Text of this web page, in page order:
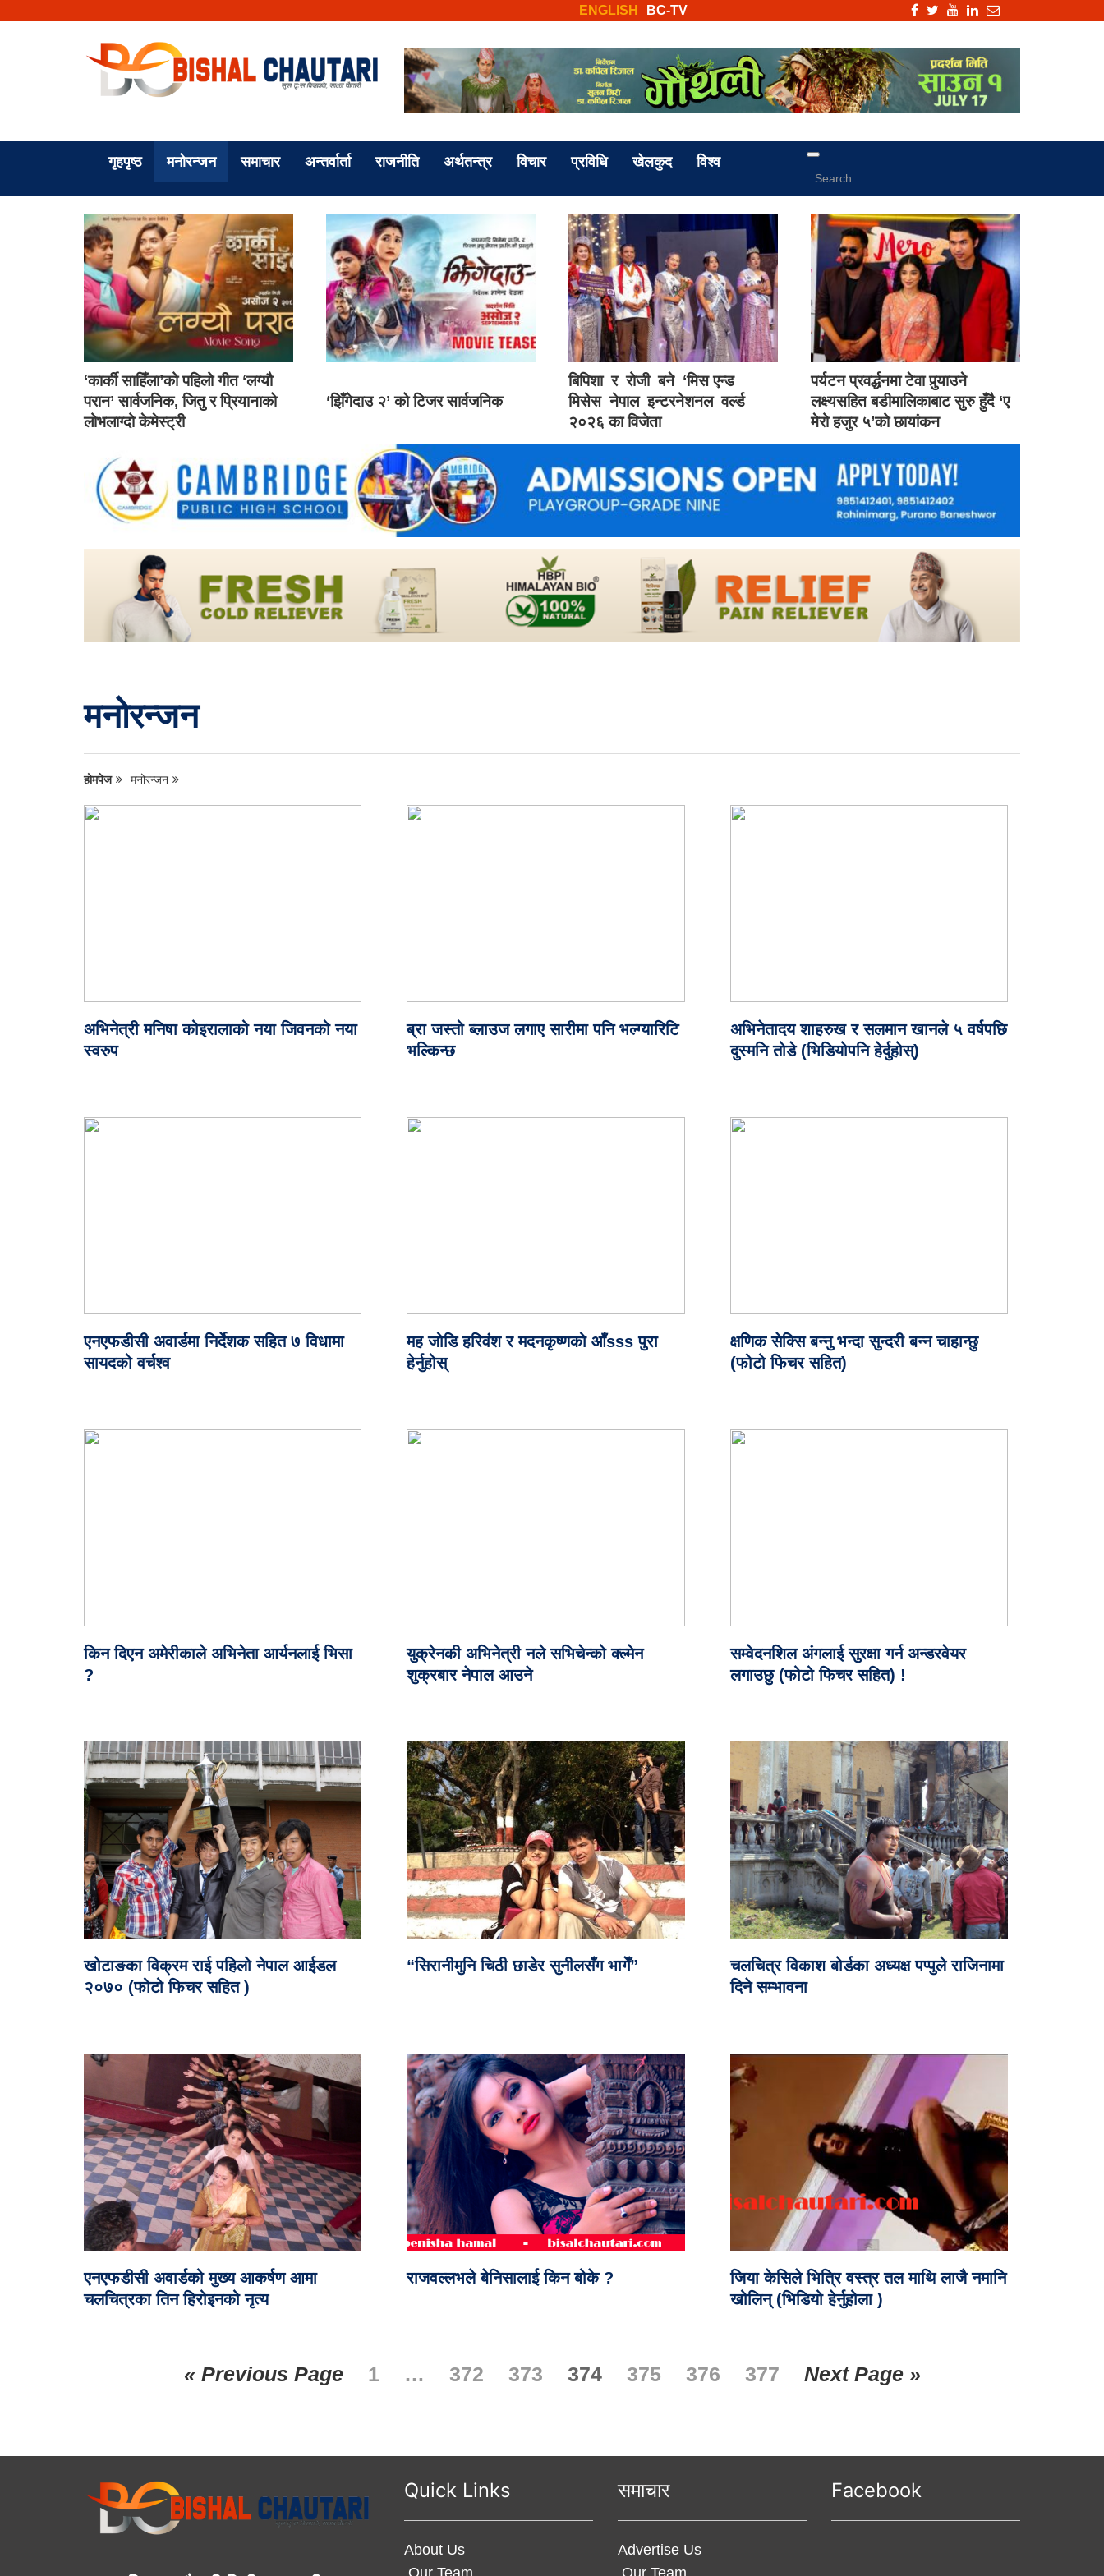
BC-TV
ENGLISH
गृहपृष्ठ मनोरन्जन समाचार अन्तर्वार्ता राजनीति अर्थतन्त्र विचार प्रविधि खेलकुद विश्व
‘कार्की साहिँला’को पहिलो गीत ‘लग्यौ
परान’ सार्वजनिक, जितु र प्रियानाको
लोभलाग्दो केमेस्ट्री
‘झिँगेदाउ २’ को टिजर सार्वजनिक
बिपिशा र रोजी बने ‘मिस एन्ड
मिसेस नेपाल इन्टरनेशनल वर्ल्ड
२०२६ का विजेता
पर्यटन प्रवर्द्धनमा टेवा पुर्‍याउने
लक्ष्यसहित बडीमालिकाबाट सुरु हुँदै ‘ए
मेरो हजुर ५’को छायांकन
मनोरन्जन
होमपेज मनोरन्जन
अभिनेत्री मनिषा कोइरालाको नया जिवनको नया
स्वरुप
ब्रा जस्तो ब्लाउज लगाए सारीमा पनि भल्ग्यारिटि
भल्किन्छ
अभिनेतादय शाहरुख र सलमान खानले ५ वर्षपछि
दुस्मनि तोडे (भिडियोपनि हेर्दुहोस्)
एनएफडीसी अवार्डमा निर्देशक सहित ७ विधामा
सायदको वर्चश्व
मह जोडि हरिवंश र मदनकृष्णको आँsss पुरा
हेर्नुहोस्
क्षणिक सेक्सि बन्नु भन्दा सुन्दरी बन्न चाहान्छु
(फोटो फिचर सहित)
किन दिएन अमेरीकाले अभिनेता आर्यनलाई भिसा
?
युक्रेनकी अभिनेत्री नले सभिचेन्को क्ल्मेन
शुक्रबार नेपाल आउने
सम्वेदनशिल अंगलाई सुरक्षा गर्न अन्डरवेयर
लगाउछु (फोटो फिचर सहित) !
खोटाङका विक्रम राई पहिलो नेपाल आईडल
२०७० (फोटो फिचर सहित )
“सिरानीमुनि चिठी छाडेर सुनीलसँग भागेँ”
चलचित्र विकाश बोर्डका अध्यक्ष पप्पुले राजिनामा
दिने सम्भावना
एनएफडीसी अवार्डको मुख्य आकर्षण आमा
चलचित्रका तिन हिरोइनको नृत्य
राजवल्लभले बेनिसालाई किन बोके ?
जिया केसिले भित्रि वस्त्र तल माथि लाजै नमानि
खोलिन् (भिडियो हेर्नुहोला )
« Previous Page 1 … 372 373 374 375 376 377 Next Page »
Quick Links
About Us
Our Team
समाचार
Advertise Us
Our Team
Facebook